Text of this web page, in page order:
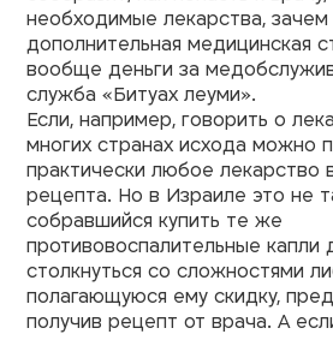
необходимые лекарства,
дополнительная медицинская
вообще деньги за
служба «Битуах леуми».
Если, например, говорить о
многих странах исхода можно
практически любое лекарство
рецепта. Но в Израиле это не
собравшийся купить те же
противовоспалительные
столкнуться со сложностями
полагающуюся ему скидку,
получив рецепт от врача. А